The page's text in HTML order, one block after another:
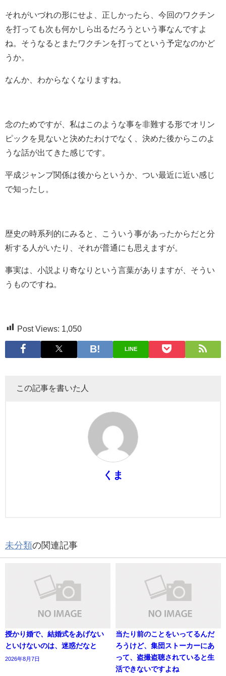
それがいづれの形にせよ、正しかったら、今回のワクチン
を打っても次も何かしら出るだろうという事なんですよ
ね。そうなるとまたワクチンを打ってという予定なのかど
うか。
なんか、わからなくなりますね。
念のためですが、私はこのような事を非難する形でオリン
ピックを見ないと決めたわけでなく、決めた後からこのよ
うな話が出てきた感じです。
平成ジャンプ関係は後からというか、つい最近に近い感じ
で知ったし。
歴史の時系列的にみると、こういう事があったからだと分
析する人がいたり、それが普通にも思えますが。
事実は、小説より奇なりという言葉がありますが、そうい
うものですね。
Post Views: 1,050
LINE
この記事を書いた人
くま
未分類の関連記事
授かり婚で、結婚式をあげない
といけないのは、迷惑だなと
2026年8月7日
当たり前のことをいってるんだ
ろうけど、集団ストーカーにあ
って、盗撮盗聴されていると生
活できないですよね